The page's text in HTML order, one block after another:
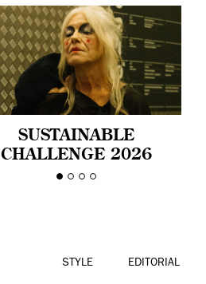
SUSTAINABLE
CHALLENGE 2026
CELEBRA LA
STYLE EDITORIAL